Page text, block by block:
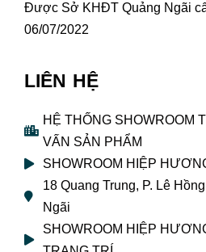
Được Sở KHĐT Quảng Ngãi
06/07/2022
LIÊN HỆ
HỆ THỐNG SHOWROOM
VẤN SẢN PHẨM
SHOWROOM HIỆP
18 Quang Trung, P. Lê
Ngãi
SHOWROOM HIỆP